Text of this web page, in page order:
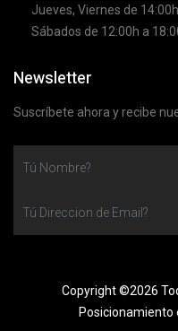
Jueves, Viernes de
Sábados de 12:00h a
Newsletter
Suscríbete ahora y recibe
Copyright ©2026
Posicionamiento